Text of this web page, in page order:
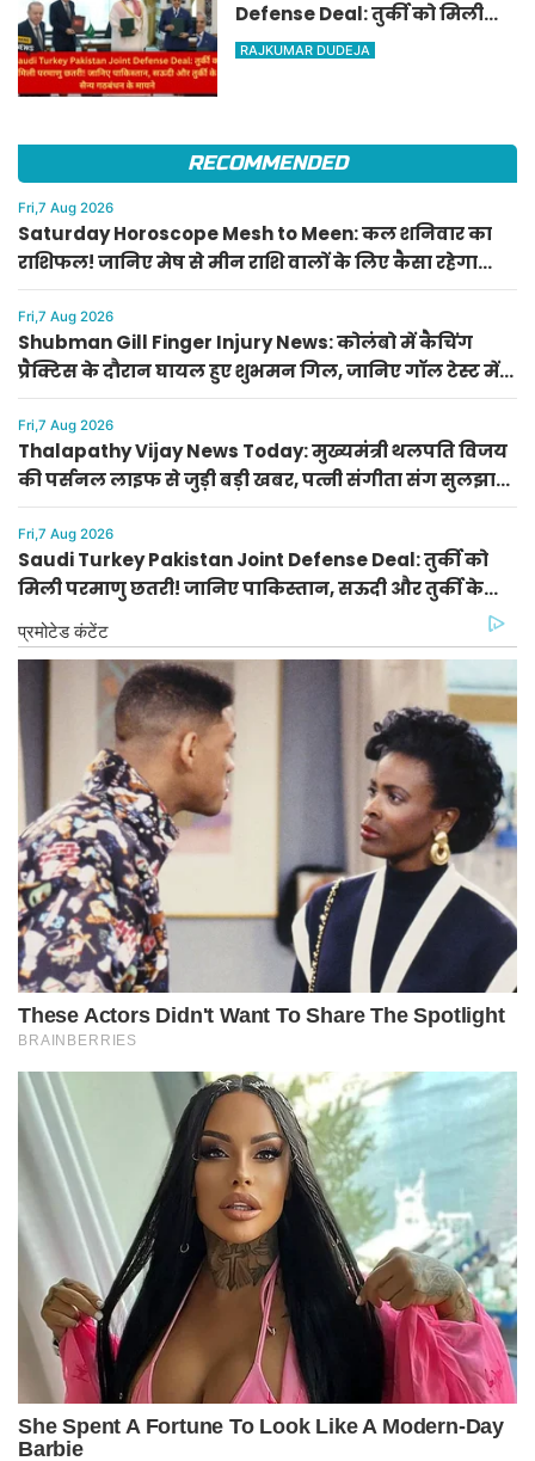
Defense Deal: तुर्की को मिली
परमाणु छतरी! जानिए पाकिस्तान,
RAJKUMAR DUDEJA
RECOMMENDED
Fri,7 Aug 2026
Saturday Horoscope Mesh to Meen: कल शनिवार का
राशिफल! जानिए मेष से मीन राशि वालों के लिए कैसा रहेगा
दिन, किसे मिलेगा आर्थिक लाभ
Fri,7 Aug 2026
Shubman Gill Finger Injury News: कोलंबो में कैचिंग
प्रैक्टिस के दौरान घायल हुए शुभमन गिल, जानिए गॉल टेस्ट में
खेलेंगे या नहीं
Fri,7 Aug 2026
Thalapathy Vijay News Today: मुख्यमंत्री थलपति विजय
की पर्सनल लाइफ से जुड़ी बड़ी खबर, पत्नी संगीता संग सुलझा
विवाद
Fri,7 Aug 2026
Saudi Turkey Pakistan Joint Defense Deal: तुर्की को
मिली परमाणु छतरी! जानिए पाकिस्तान, सऊदी और तुर्की के
सैन्य गठबंधन के मायने